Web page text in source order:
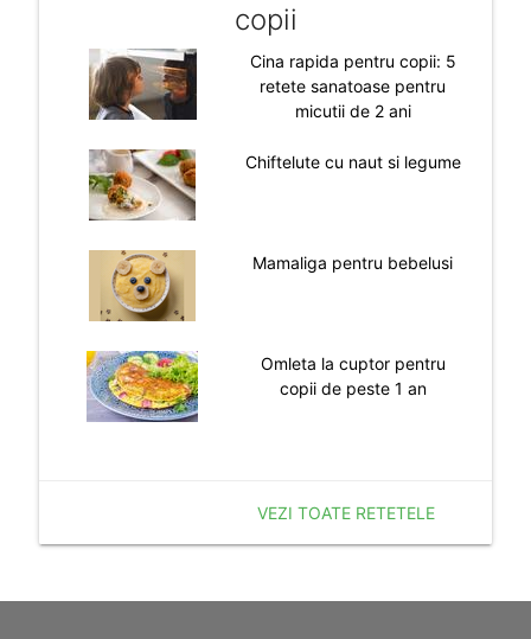
copii
Cina rapida pentru copii: 5
retete sanatoase pentru
micutii de 2 ani
Chiftelute cu naut si legume
Mamaliga pentru bebelusi
Omleta la cuptor pentru
copii de peste 1 an
VEZI TOATE RETETELE